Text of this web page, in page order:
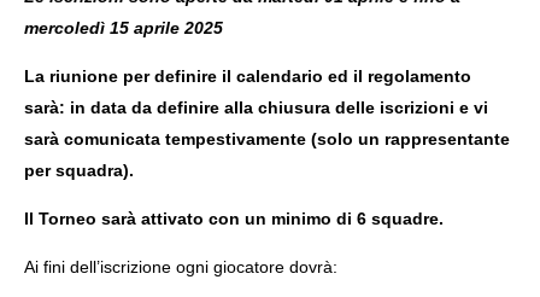
mercoledì 15 aprile 2025
La riunione per definire il calendario ed il regolamento
sarà: in data da definire alla chiusura delle iscrizioni e vi
sarà comunicata tempestivamente (solo un rappresentante
per squadra).
Il Torneo sarà attivato con un minimo di 6 squadre.
Ai fini dell’iscrizione ogni giocatore dovrà: